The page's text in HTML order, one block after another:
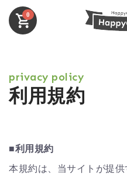
0
privacy policy
利用規約
■利用規約
本規約は、当サイトが提